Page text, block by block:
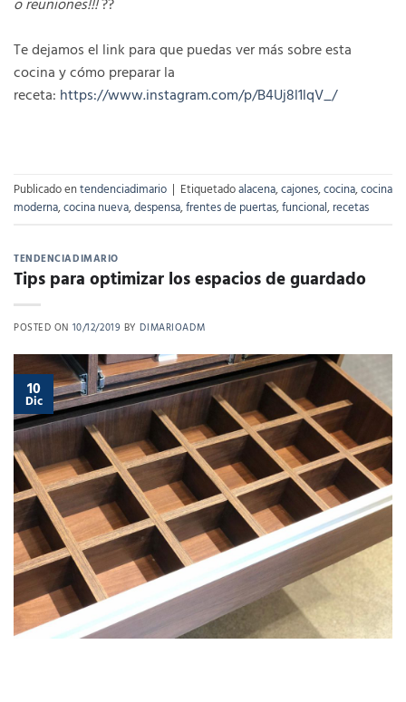
Te dejamos el link para que puedas ver más sobre esta
cocina y cómo preparar la
receta: https://www.instagram.com/p/B4Uj8l1lqV_/
Publicado entendenciadimario | Etiquetadoalacena,cajones,cocina,cocina
moderna,cocina nueva,despensa,frentes de puertas,funcional, recetas
TENDENCIADIMARIO
Tips para optimizar los espacios de guardado
POSTED ON 10/12/2019 BYDIMARIOADM
10
Dic